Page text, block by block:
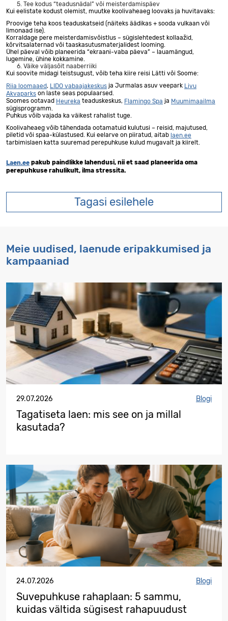
5. Tee kodus “teadusnädal” või meisterdamispäev
Kui eelistate kodust olemist, muutke koolivaheaeg loovaks ja huvitavaks:
Proovige teha koos teaduskatseid (näiteks äädikas + sooda vulkaan või
limonaad ise).
Korraldage pere meisterdamisvõistlus – sügislehtedest kollaažid,
kõrvitsalaternad või taaskasutusmaterjalidest looming.
Ühel päeval võib planeerida “ekraani-vaba päeva” – lauamängud,
lugemine, ühine kokkamine.
6. Väike väljasõit naaberriiki
Kui soovite midagi teistsugust, võib teha kiire reisi Lätti või Soome:
Riia loomaaed, LIDO vabaajakeskus ja Jurmalas asuv veepark Livu
Akvaparks on laste seas populaarsed.
Soomes ootavad Heureka teaduskeskus, Flamingo Spa ja Muumimaailma
sügisprogramm.
Puhkus võib vajada ka väikest rahalist tuge.
Koolivaheaeg võib tähendada ootamatuid kulutusi – reisid, majutused,
piletid või spaa-külastused. Kui eelarve on piiratud, aitab laen.ee
tarbimislaen katta suuremad perepuhkuse kulud mugavalt ja kiirelt.
Laen.ee pakub paindlikke lahendusi, nii et saad planeerida oma
perepuhkuse rahulikult, ilma stressita.
Tagasi esilehele
Meie uudised, laenude eripakkumised ja
kampaaniad
29.07.2026 Blogi
Tagatiseta laen: mis see on ja millal
kasutada?
24.07.2026 Blogi
Suvepuhkuse rahaplaan: 5 sammu,
kuidas vältida sügisest rahapuudust